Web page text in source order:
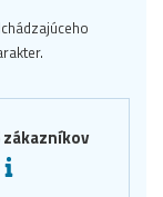
zákazníkov